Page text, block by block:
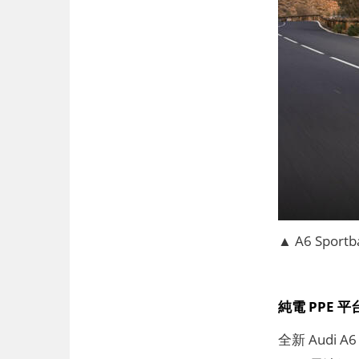
▲ A6
純電 PPE 平
全新 Audi